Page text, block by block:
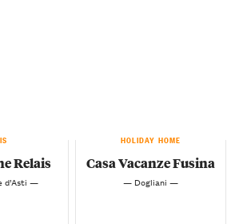
Relais
d’Asti —
HOLIDAY HOME
Casa Vacanze Fusina
— Dogliani —